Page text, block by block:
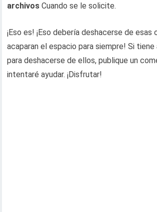
archivos Cuando se le solicite.
¡Eso es! ¡Eso debería deshacerse de esas
acaparan el espacio para siempre! Si
para deshacerse de ellos, publique un
intentaré ayudar. ¡Disfrutar!